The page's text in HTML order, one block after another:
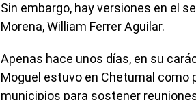
Sin embargo, hay versiones en el
Morena, William Ferrer Aguilar.
Apenas hace unos días, en su
Moguel estuvo en Chetumal como
municipios para sostener